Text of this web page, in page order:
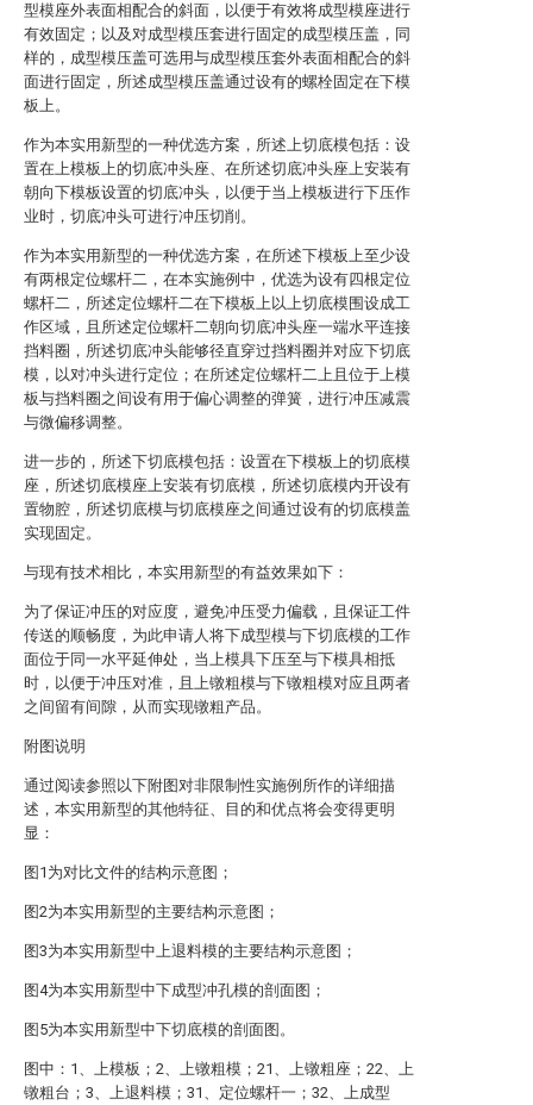
型模座外表面相配合的斜面，以便于有效将成型模座进行
有效固定；以及对成型模压套进行固定的成型模压盖，同
样的，成型模压盖可选用与成型模压套外表面相配合的斜
面进行固定，所述成型模压盖通过设有的螺栓固定在下模
板上。
作为本实用新型的一种优选方案，所述上切底模包括：设
置在上模板上的切底冲头座、在所述切底冲头座上安装有
朝向下模板设置的切底冲头，以便于当上模板进行下压作
业时，切底冲头可进行冲压切削。
作为本实用新型的一种优选方案，在所述下模板上至少设
有两根定位螺杆二，在本实施例中，优选为设有四根定位
螺杆二，所述定位螺杆二在下模板上以上切底模围设成工
作区域，且所述定位螺杆二朝向切底冲头座一端水平连接
挡料圈，所述切底冲头能够径直穿过挡料圈并对应下切底
模，以对冲头进行定位；在所述定位螺杆二上且位于上模
板与挡料圈之间设有用于偏心调整的弹簧，进行冲压减震
与微偏移调整。
进一步的，所述下切底模包括：设置在下模板上的切底模
座，所述切底模座上安装有切底模，所述切底模内开设有
置物腔，所述切底模与切底模座之间通过设有的切底模盖
实现固定。
与现有技术相比，本实用新型的有益效果如下：
为了保证冲压的对应度，避免冲压受力偏载，且保证工件
传送的顺畅度，为此申请人将下成型模与下切底模的工作
面位于同一水平延伸处，当上模具下压至与下模具相抵
时，以便于冲压对准，且上镦粗模与下镦粗模对应且两者
之间留有间隙，从而实现镦粗产品。
附图说明
通过阅读参照以下附图对非限制性实施例所作的详细描
述，本实用新型的其他特征、目的和优点将会变得更明
显：
图1为对比文件的结构示意图；
图2为本实用新型的主要结构示意图；
图3为本实用新型中上退料模的主要结构示意图；
图4为本实用新型中下成型冲孔模的剖面图；
图5为本实用新型中下切底模的剖面图。
图中：1、上模板；2、上镦粗模；21、上镦粗座；22、上
镦粗台；3、上退料模；31、定位螺杆一；32、上成型